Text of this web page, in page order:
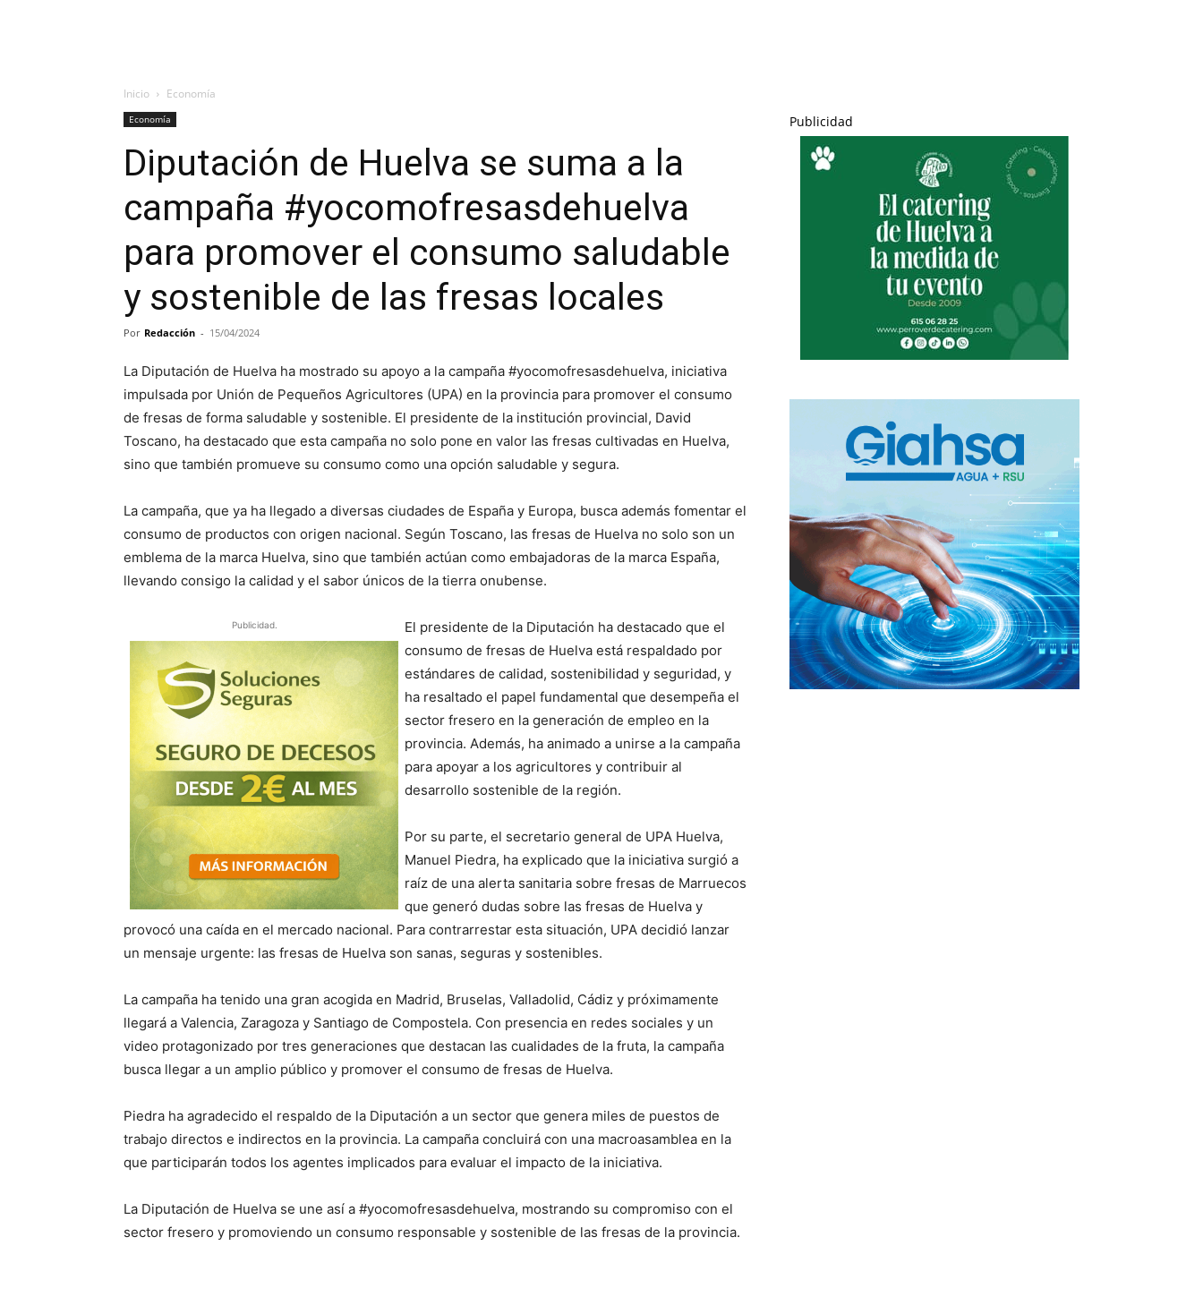
Inicio Economía
Economía
Diputación de Huelva se suma a la
campaña #yocomofresasdehuelva
para promover el consumo saludable
y sostenible de las fresas locales
Por Redacción - 15/04/2024
La Diputación de Huelva ha mostrado su apoyo a la campaña #yocomofresasdehuelva, iniciativa
impulsada por Unión de Pequeños Agricultores (UPA) en la provincia para promover el consumo
de fresas de forma saludable y sostenible. El presidente de la institución provincial, David
Toscano, ha destacado que esta campaña no solo pone en valor las fresas cultivadas en Huelva,
sino que también promueve su consumo como una opción saludable y segura.
La campaña, que ya ha llegado a diversas ciudades de España y Europa, busca además fomentar el
consumo de productos con origen nacional. Según Toscano, las fresas de Huelva no solo son un
emblema de la marca Huelva, sino que también actúan como embajadoras de la marca España,
llevando consigo la calidad y el sabor únicos de la tierra onubense.
Publicidad.
El presidente de la Diputación ha destacado que el
consumo de fresas de Huelva está respaldado por
estándares de calidad, sostenibilidad y seguridad, y
ha resaltado el papel fundamental que desempeña el
sector fresero en la generación de empleo en la
provincia. Además, ha animado a unirse a la campaña
para apoyar a los agricultores y contribuir al
desarrollo sostenible de la región.
Por su parte, el secretario general de UPA Huelva,
Manuel Piedra, ha explicado que la iniciativa surgió a
raíz de una alerta sanitaria sobre fresas de Marruecos
que generó dudas sobre las fresas de Huelva y
provocó una caída en el mercado nacional. Para contrarrestar esta situación, UPA decidió lanzar
un mensaje urgente: las fresas de Huelva son sanas, seguras y sostenibles.
La campaña ha tenido una gran acogida en Madrid, Bruselas, Valladolid, Cádiz y próximamente
llegará a Valencia, Zaragoza y Santiago de Compostela. Con presencia en redes sociales y un
video protagonizado por tres generaciones que destacan las cualidades de la fruta, la campaña
busca llegar a un amplio público y promover el consumo de fresas de Huelva.
Piedra ha agradecido el respaldo de la Diputación a un sector que genera miles de puestos de
trabajo directos e indirectos en la provincia. La campaña concluirá con una macroasamblea en la
que participarán todos los agentes implicados para evaluar el impacto de la iniciativa.
La Diputación de Huelva se une así a #yocomofresasdehuelva, mostrando su compromiso con el
sector fresero y promoviendo un consumo responsable y sostenible de las fresas de la provincia.
Publicidad